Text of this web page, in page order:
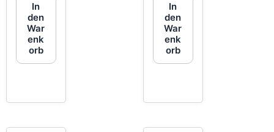
In
den
War
enk
orb
In
den
War
enk
orb